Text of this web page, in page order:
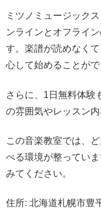
ミツノミュージック
ンラインとオフライ
す。楽譜が読めなく
心して始めることがで
さらに、1日無料体験
の雰囲気やレッスン
この音楽教室では、
べる環境が整ってい
みてください。
住所: 北海道札幌市豊